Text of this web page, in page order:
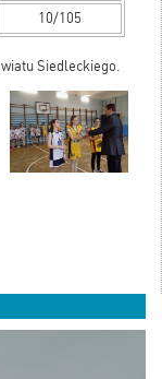
10/105
Siedleckiego.